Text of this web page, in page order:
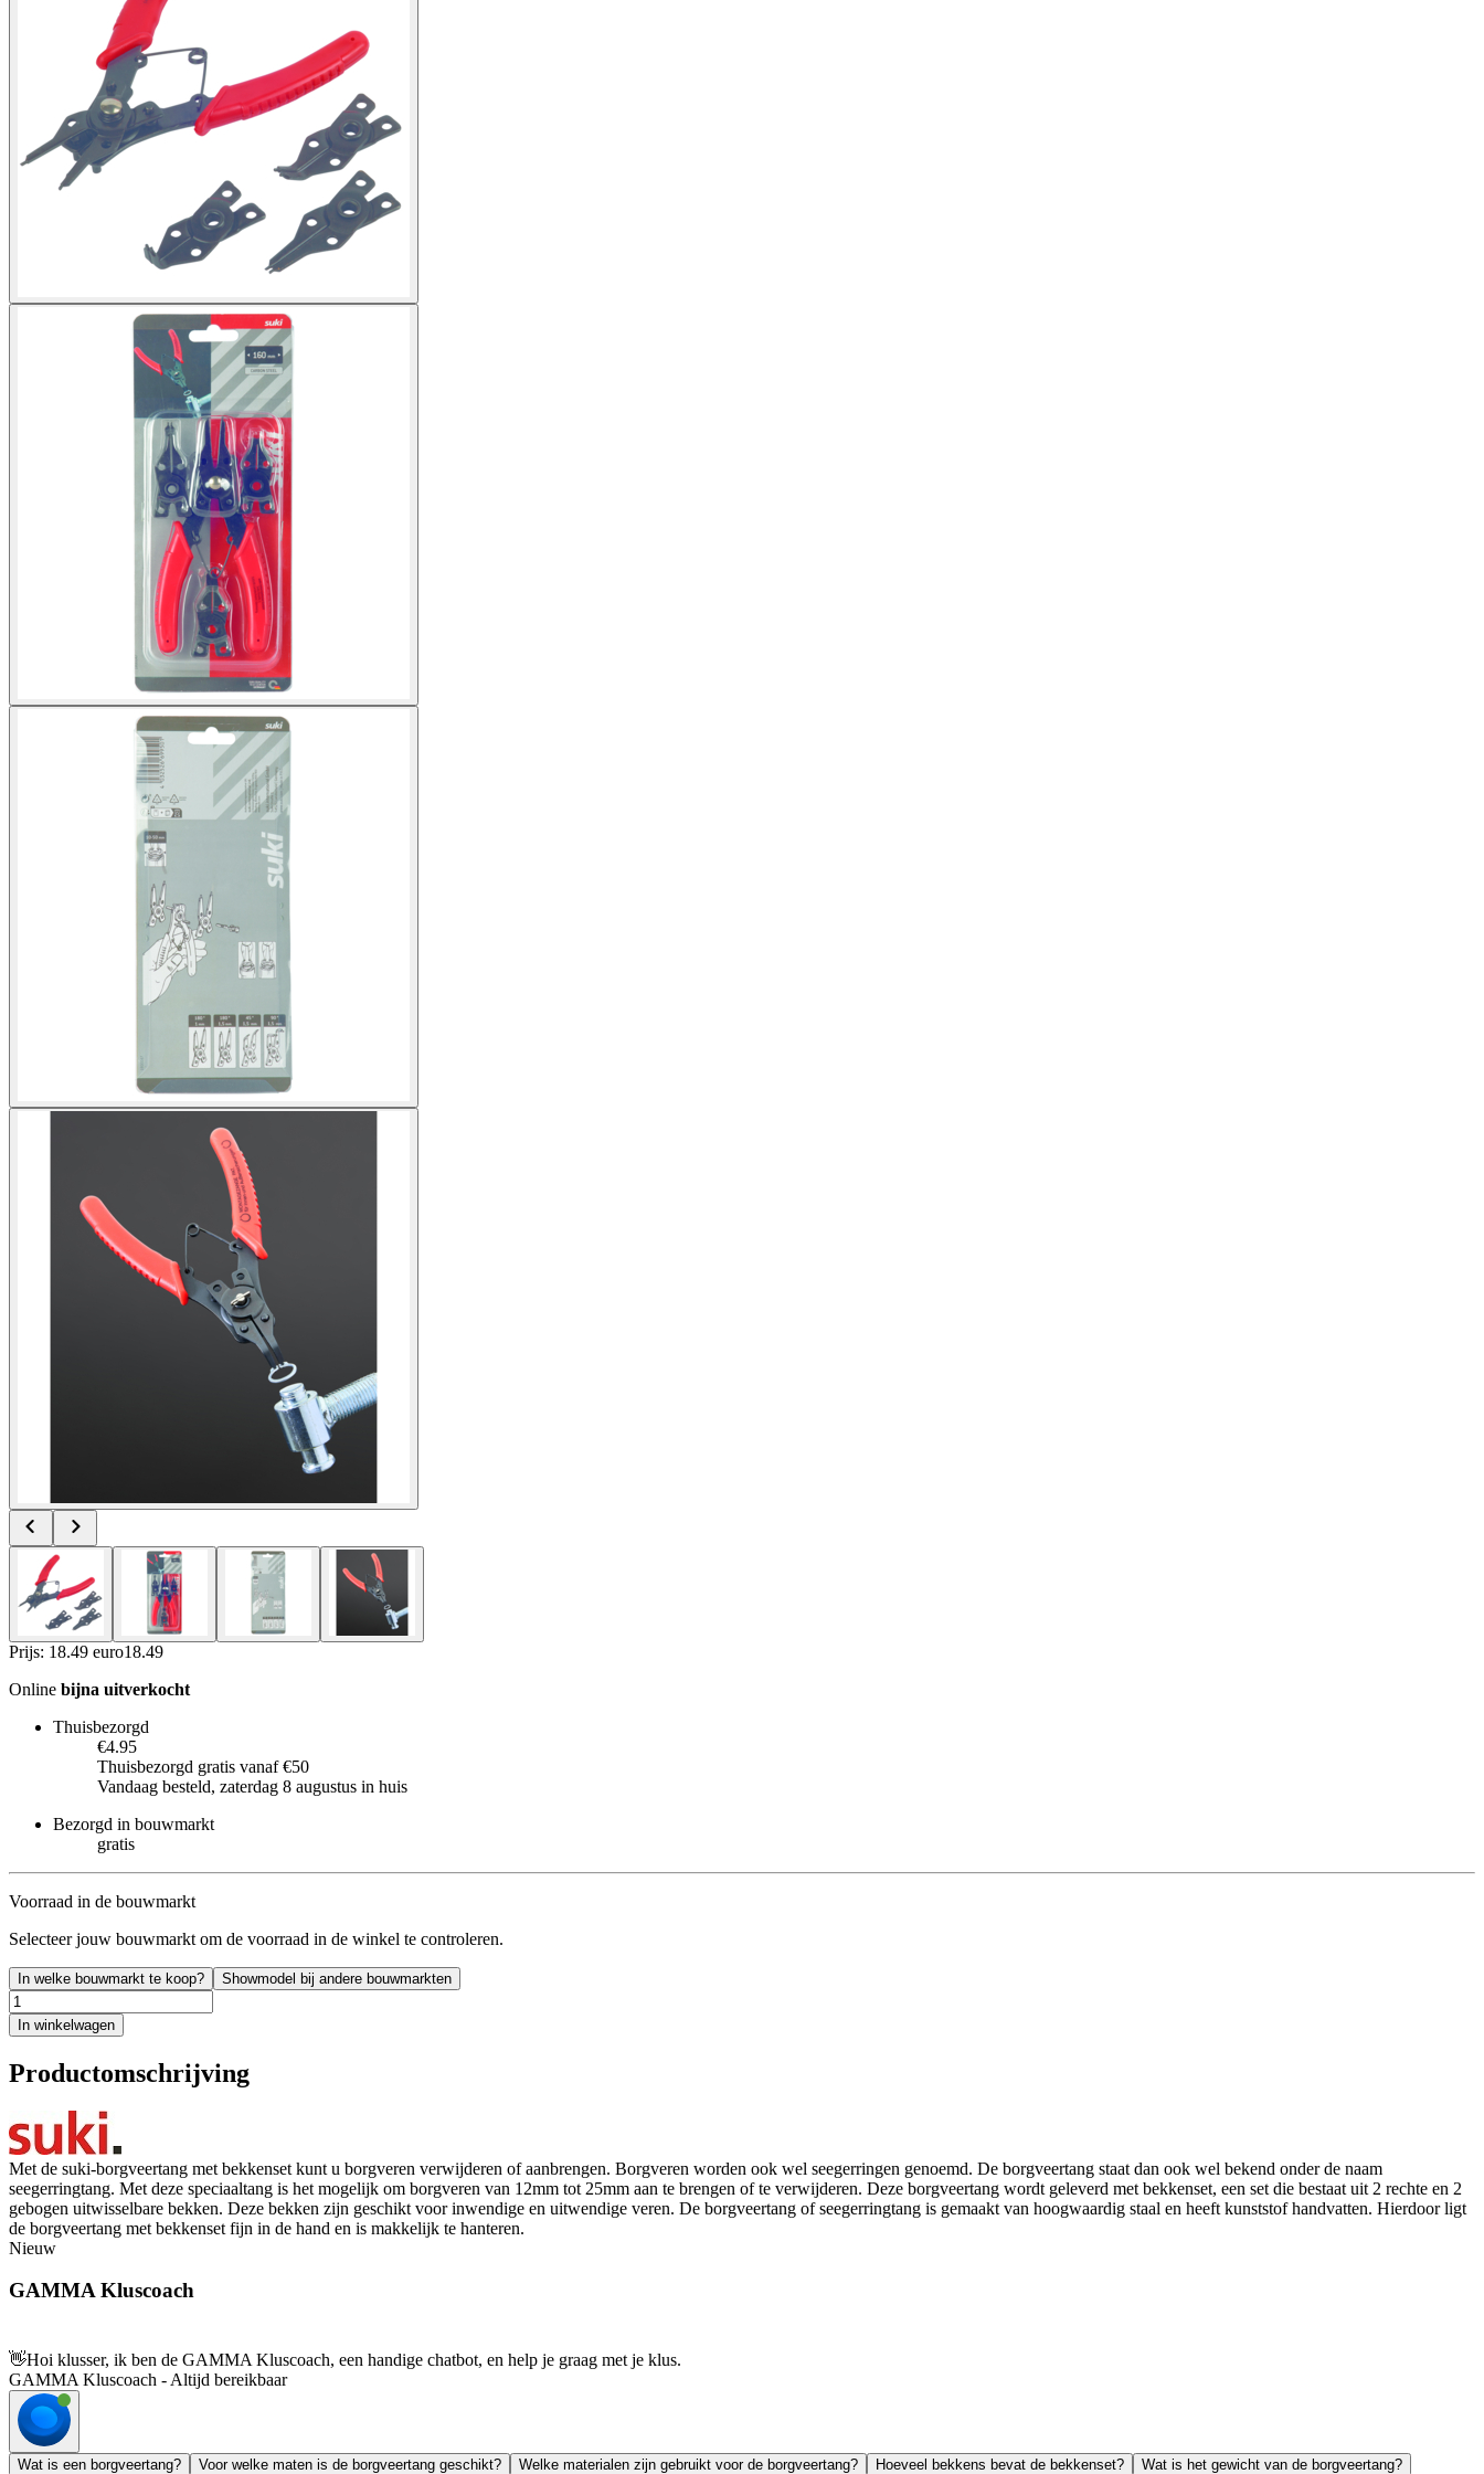
Prijs: 18.49 euro18.49
Online bijna uitverkocht
Thuisbezorgd
€4.95
Thuisbezorgd gratis vanaf €50
Vandaag besteld, zaterdag 8 augustus in huis
Bezorgd in bouwmarkt
gratis
Voorraad in de bouwmarkt
Selecteer jouw bouwmarkt om de voorraad in de winkel te controleren.
In welke bouwmarkt te koop? Showmodel bij andere bouwmarkten
In winkelwagen
Productomschrijving
Met de suki-borgveertang met bekkenset kunt u borgveren verwijderen of aanbrengen. Borgveren worden ook wel seegerringen genoemd. De borgveertang staat dan ook wel bekend onder de naam
seegerringtang. Met deze speciaaltang is het mogelijk om borgveren van 12mm tot 25mm aan te brengen of te verwijderen. Deze borgveertang wordt geleverd met bekkenset, een set die bestaat uit 2 rechte en 2
gebogen uitwisselbare bekken. Deze bekken zijn geschikt voor inwendige en uitwendige veren. De borgveertang of seegerringtang is gemaakt van hoogwaardig staal en heeft kunststof handvatten. Hierdoor ligt
de borgveertang met bekkenset fijn in de hand en is makkelijk te hanteren.
Nieuw
GAMMA Kluscoach
👋Hoi klusser, ik ben de GAMMA Kluscoach, een handige chatbot, en help je graag met je klus.
GAMMA Kluscoach - Altijd bereikbaar
Wat is een borgveertang? Voor welke maten is de borgveertang geschikt? Welke materialen zijn gebruikt voor de borgveertang? Hoeveel bekkens bevat de bekkenset? Wat is het gewicht van de borgveertang?